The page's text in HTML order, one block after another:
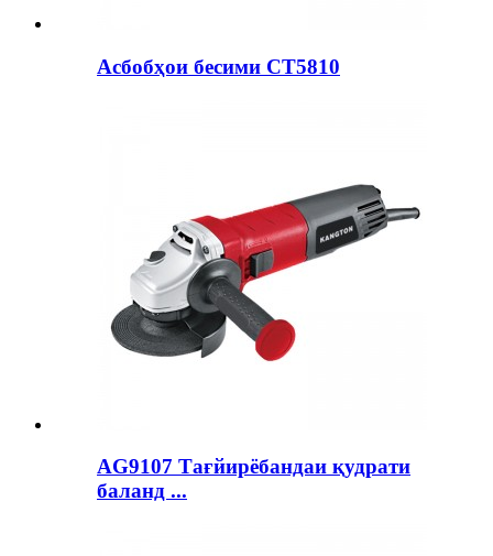
Асбобҳои бесими CT5810
AG9107 Тағйирёбандаи қудрати
баланд ...